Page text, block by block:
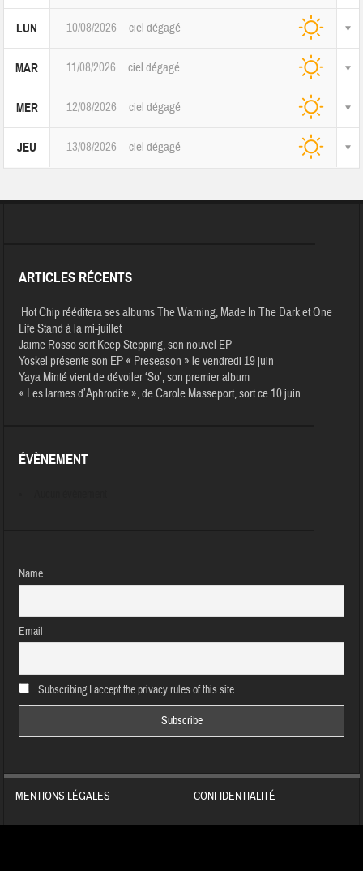
LUN 10/08/2026 ciel dégagé
MAR 11/08/2026 ciel dégagé
MER 12/08/2026 ciel dégagé
JEU 13/08/2026 ciel dégagé
ARTICLES RÉCENTS
Hot Chip rééditera ses albums The Warning, Made In The Dark et One
Life Stand à la mi-juillet
Jaime Rosso sort Keep Stepping, son nouvel EP
Yoskel présente son EP « Preseason » le vendredi 19 juin
Yaya Minté vient de dévoiler ‘So’, son premier album
« Les larmes d’Aphrodite », de Carole Masseport, sort ce 10 juin
ÉVÈNEMENT
Name
Email
Subscribing I accept the privacy rules of this site
MENTIONS LÉGALES CONFIDENTIALITÉ